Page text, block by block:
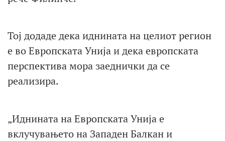
Тој додаде дека иднината на целиот регион
е во Европската Унија и дека европската
перспектива мора заеднички да се
реализира.
„Иднината на Европската Унија е
вклучувањето на Западен Балкан и